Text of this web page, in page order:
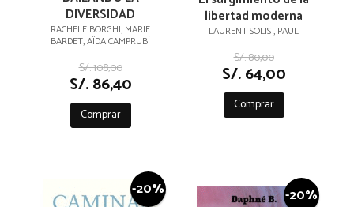
DIVERSIDAD
RACHELE BORGHI, MARIE
BARDET, AÏDA CAMPRUBÍ
S/. 108,00
S/. 86,40
Comprar
libertad moderna
LAURENT SOLIS , PAUL
S/. 80,00
S/. 64,00
Comprar
-20% -20%